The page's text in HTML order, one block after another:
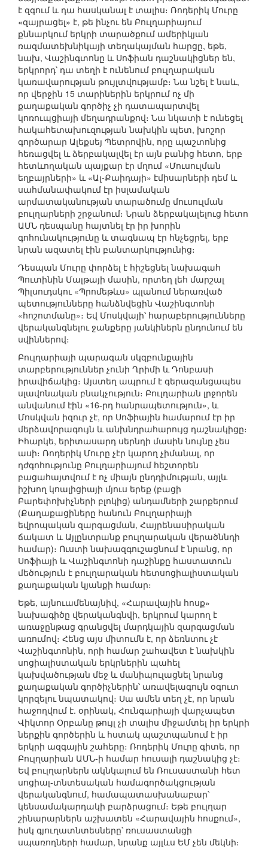
է զգում և դա հասկանալ է տալիս։ Ռոդերիկ Մուրը
«զայրացել» է, թե ինչու են Բուլղարիայում
քննարկում երկրի տարածքում ամերիկյան
ռազմատեխնիկայի տեղակայման հարցը, եթե,
նախ, Վաշինգտոնը և Սոֆիան դաշնակիցներ են,
երկրորդ՝ դա տեղի է ունենում բուլղարական
կառավարության թույլտվությամբ։ Նա նշել է նաև,
որ վերջին 15 տարիներին երկրում ոչ մի
քաղաքական գործիչ չի դատապարտվել
կոռուպցիայի մեղադրանքով։ Նա նկատի է ունեցել
հակահետախուզության նախկին պետ, խոշոր
գործարար Ալեքսեյ Պետրովին, որը պաշտոնից
հեռացվել և ձերբակալվել էր այն բանից հետո, երբ
հետևողական պայքար էր մղում «Մուսուլման
եղբայրների» և «Ալ-Քաիդայի» էմիսարների դեմ և
սահմանափակում էր իսլամական
արմատականության տարածումը մուսուլման
բուլղարների շրջանում։ Նրան ձերբակալելուց հետո
ԱՄՆ դեսպանը հայտնել էր իր խորին
գոհունակությունը և տագնապ էր հնչեցրել, երբ
նրան ազատել էին բանտարկությունից։
Դեսպան Մուրը փորձել է հիշեցնել նախագահ
Պուտինին Մալթայի մասին, որտեղ լեհ մարշալ
Պիլսուդսկու «Պրոմեթևս» պլանում ներառված
պետությունները հանձնվեցին Վաշինգտոնի
«հոշոտմանը»։ Եվ Մոսկվայի՝ հարաբերությունները
վերականգնելու ջանքերը յանկիներն ընդունում են
սվիններով։
Բուլղարիայի պարագան սկզբունքային
տարբերություններ չունի Ղրիմի և Դոնբասի
իրավիճակից։ Այստեղ ապրում է գերազանցապես
սլավոնական բնակչություն։ Բուլղարիան լրջորեն
անվանում էին «16-րդ հանրապետություն», և
Մոսկվան իզուր չէ, որ Սոֆիային համարում էր իր
մերձավորագույն և անխնդրահարույց դաշնակիցը։
Իհարկե, երիտասարդ սերնդի մասին նույնը չես
ասի։ Ռոդերիկ Մուրը չէր կարող չիմանալ, որ
դժգոհությունը Բուլղարիայում հեշտորեն
բացահայտվում է ոչ միայն ընդդիմության, այլև
իշխող կոալիցիայի մյուս երեք (բացի
Բարեփոխիչների բլոկից) անդամների շարքերում
(Քաղաքացիները հանուն Բուլղարիայի
եվրոպական զարգացման, Հայրենասիրական
ճակատ և Այլընտրանք բուլղարական վերածննդի
համար)։ Ուստի նախազգուշացնում է նրանց, որ
Սոֆիայի և Վաշինգտոնի դաշինքը հաստատուն
մեծություն է բուլղարական հետսոցիալիստական
քաղաքական կյանքի համար։
Եթե, այնուամենայնիվ, «Հարավային հոսք»
նախագիծը վերականգնվի, երկրում կարող է
առաջընթաց գրանցվել մարդկային զարգացման
առումով։ Հենց այս միտումն է, որ ձեռնտու չէ
Վաշինգտոնին, որի համար շահավետ է նախկին
սոցիալիստական երկրներին պահել
կախվածության մեջ և մանիպուլացնել նրանց
քաղաքական գործիչներին՝ առավելագույն օգուտ
կորզելու նպատակով։ Սա ամեն տեղ չէ, որ նրան
հաջողվում է. օրինակ, Հունգարիայի վարչապետ
Վիկտոր Օրբանը թույլ չի տալիս միջամտել իր երկրի
ներքին գործերին և հստակ պաշտպանում է իր
երկրի ազգային շահերը։ Ռոդերիկ Մուրը գիտե, որ
Բուլղարիան ԱՄՆ-ի համար հուսալի դաշնակից չէ։
Եվ բուլղարներն ակնկալում են Ռուսաստանի հետ
սոցիալ-տնտեսական համագործակցության
վերականգնում, համապատասխանաբար՝
կենսամակարդակի բարձրացում։ Եթե բուլղար
շինարարներն աշխատեն «Հարավային հոսքում»,
իսկ գյուղատնտեսները՝ ռուսաստանցի
սպառողների համար, նրանք այլևս ԵՄ չեն մեկնի։